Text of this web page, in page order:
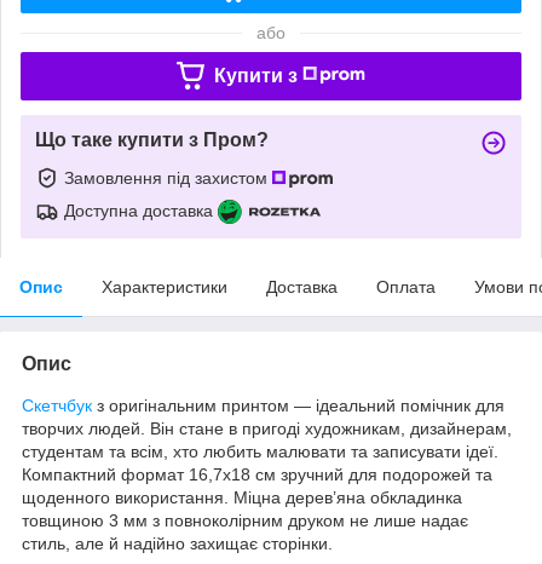
або
Купити з
Що таке купити з Пром?
Замовлення під захистом
Доступна доставка
Опис Характеристики Доставка Оплата Умови
Опис
Скетчбук з оригінальним принтом — ідеальний помічник для
творчих людей. Він стане в пригоді художникам, дизайнерам,
студентам та всім, хто любить малювати та записувати ідеї.
Компактний формат 16,7х18 см зручний для подорожей та
щоденного використання. Міцна дерев’яна обкладинка
товщиною 3 мм з повноколірним друком не лише надає
стиль, але й надійно захищає сторінки.